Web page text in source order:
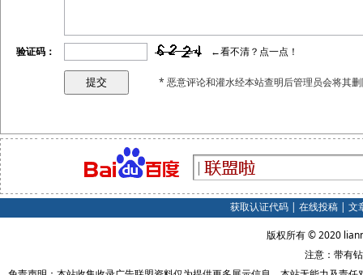
验证码： ←看不清？点一点！
* 恶意评论和灌水经本站查明后管理员会将其
获取认证代码| 在线投稿| 文
版权所有 © 2020
注意：带有